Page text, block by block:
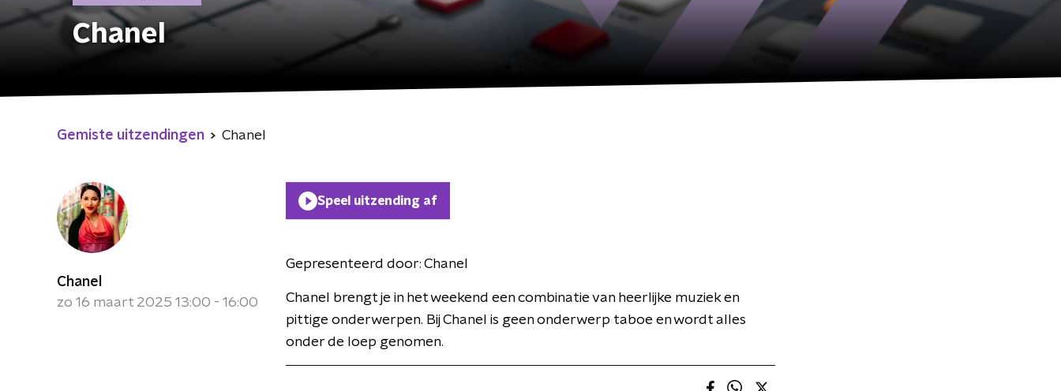
Chanel
Gemiste uitzendingen Chanel
Chanel
zo 16 maart 2025 13:00 - 16:00
Speel uitzending af
Gepresenteerd door: Chanel
Chanel brengt je in het weekend een combinatie van heerlijke muziek en
pittige onderwerpen. Bij Chanel is geen onderwerp taboe en wordt alles
onder de loep genomen.